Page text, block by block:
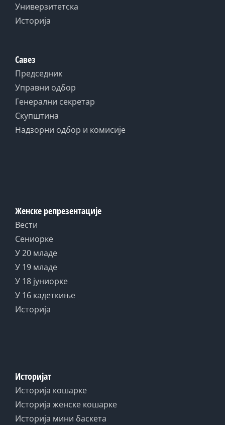
Универзитетска
Историја
Савез
Председник
Управни одбор
Генерални секретар
Скупштина
Надзорни одбор и комисије
Женске репрезентације
Вести
Сениорке
У 20 младе
У 19 младе
У 18 јуниорке
У 16 кадеткиње
Историја
Историјат
Историја кошарке
Историја женске кошарке
Историја мини баскета